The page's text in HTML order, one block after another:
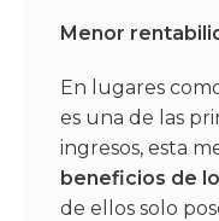
Menor
En lugares
es una de las
ingresos, esta
beneficios de
de ellos solo